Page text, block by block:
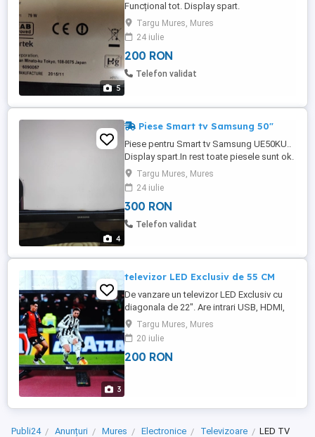
5
Funcțional tot. Display spart.
Targu Mures, Mures
24 iulie
200 RON
Telefon validat
4
Piese Smart tv Samsung 50"
Piese pentru Smart tv Samsung UE50KU..
Display spart.In rest toate piesele sunt ok.
Detalii suplimentare la telefon.
Targu Mures, Mures
24 iulie
300 RON
Telefon validat
3
televizor LED Exclusiv de 55 CM
De vanzare un televizor LED Exclusiv cu
diagonala de 22". Are intrari USB, HDMI,
VGA, SCART si slot CI. Se poate folosi si
ca monitor,este Full HD. Are imaginea clara
si merg toate programele pe el. Nu este
smart. !!! NU RASPUND LA SMS-URI SI
Targu Mures, Mures
20 iulie
200 RON
Publi24 Anunțuri Mures Electronice Televizoare LED TV